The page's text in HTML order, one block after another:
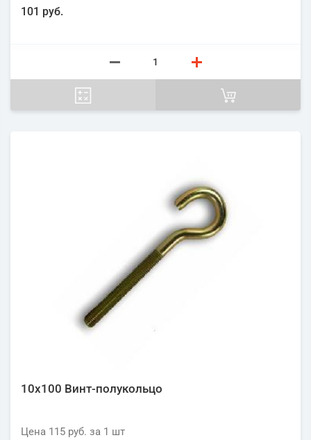
101 руб.
10х100 Винт-полукольцо
Цена 115 руб. за 1 шт